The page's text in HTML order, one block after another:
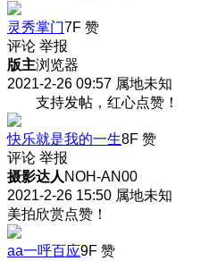
灵秀掌门7F 赞
评论 举报
版主浏览器
2021-2-26 09:57 属地未知
支持发帖，红心点赞！
快乐就是我的一生8F 赞
评论 举报
摄影达人 NOH-AN00
2021-2-26 15:50 属地未知
美拍欣赏点赞！
aa一呼百应9F 赞